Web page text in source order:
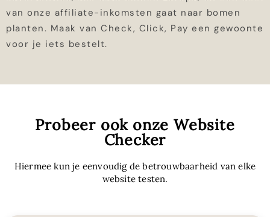
van onze affiliate-inkomsten gaat naar bomen
planten. Maak van Check, Click, Pay een gewoonte
voor je iets bestelt.
Probeer ook onze Website
Checker
Hiermee kun je eenvoudig de betrouwbaarheid van elke
website testen.